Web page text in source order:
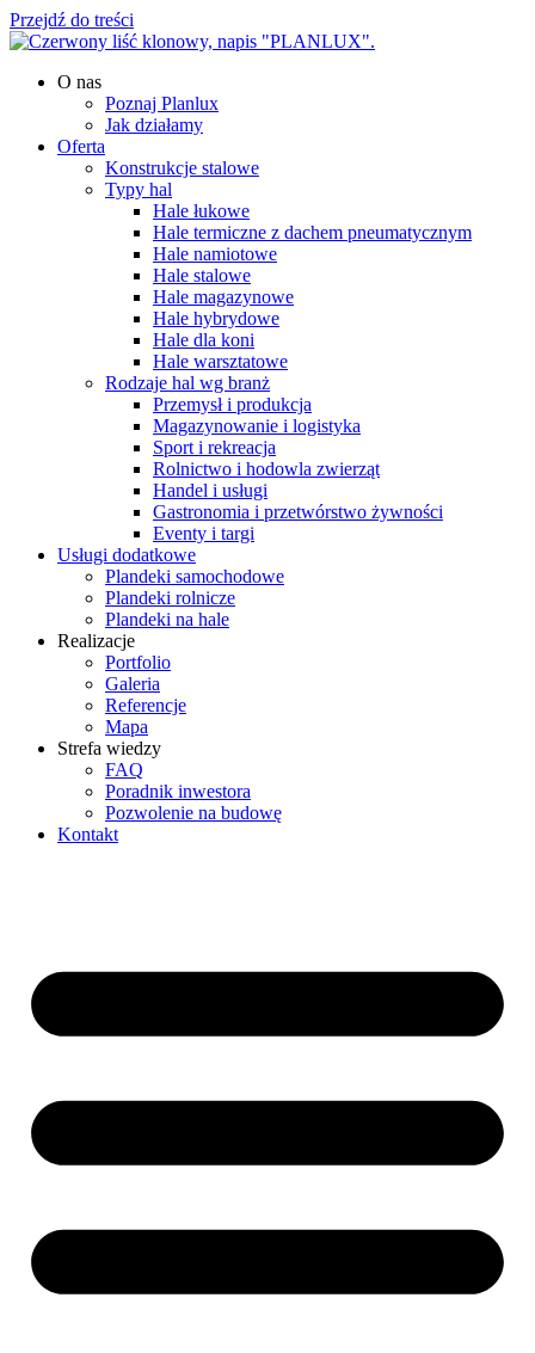
Przejdź do treści
O nas
Poznaj Planlux
Jak działamy
Oferta
Konstrukcje stalowe
Typy hal
Hale łukowe
Hale termiczne z dachem pneumatycznym
Hale namiotowe
Hale stalowe
Hale magazynowe
Hale hybrydowe
Hale dla koni
Hale warsztatowe
Rodzaje hal wg branż
Przemysł i produkcja
Magazynowanie i logistyka
Sport i rekreacja
Rolnictwo i hodowla zwierząt
Handel i usługi
Gastronomia i przetwórstwo żywności
Eventy i targi
Usługi dodatkowe
Plandeki samochodowe
Plandeki rolnicze
Plandeki na hale
Realizacje
Portfolio
Galeria
Referencje
Mapa
Strefa wiedzy
FAQ
Poradnik inwestora
Pozwolenie na budowę
Kontakt